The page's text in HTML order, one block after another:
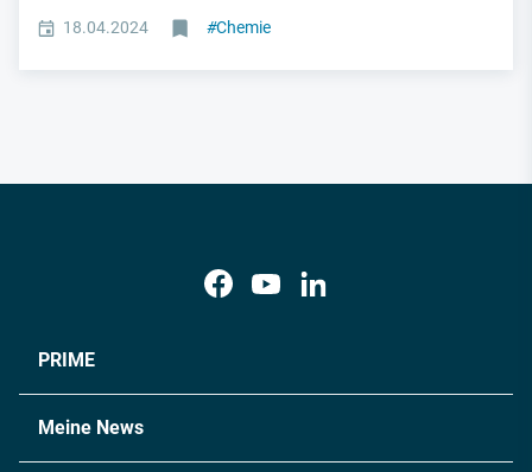
18.04.2024 #Chemie
PRIME
Meine News